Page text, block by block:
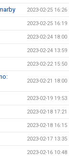
2023-02-25 16:26
2023-02-25 16:19
2023-02-24 18:00
2023-02-24 13:59
2023-02-22 15:50
2023-02-21 18:00
2023-02-19 19:53
2023-02-18 17:21
2023-02-18 16:15
2023-02-17 13:35
2023-02-16 10:48